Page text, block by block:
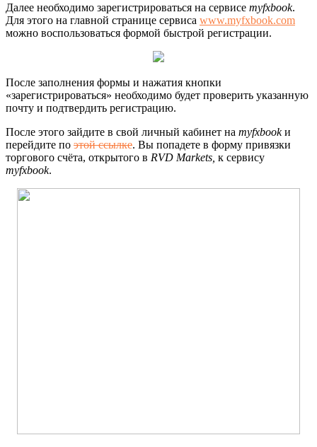
Далее необходимо зарегистрироваться на сервисе myfxbook.
Для этого на главной странице сервиса www.myfxbook.com
можно воспользоваться формой быстрой регистрации.
После заполнения формы и нажатия кнопки
«зарегистрироваться» необходимо будет проверить указанную
почту и подтвердить регистрацию.
После этого зайдите в свой личный кабинет на myfxbookи
перейдите по этой ссылке. Вы попадете в форму привязки
торгового счёта, открытого в RVD Markets, к сервису
myfxbook.